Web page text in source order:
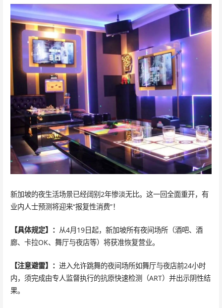
新加坡的夜生活场景已经阔别2年惨淡无比。这一回全面重开，有
业内人士预测将迎来“报复性消费”！
【具体规定】： 从4月19日起，新加坡所有夜间场所（酒吧、酒
廊、卡拉OK、舞厅与夜店等）将获准恢复营业。
【注意避雷】： 进入允许跳舞的夜间场所如舞厅与夜店前24小时
内，须完成由专人监督执行的抗原快速检测（ART）并出示阴性结
果。